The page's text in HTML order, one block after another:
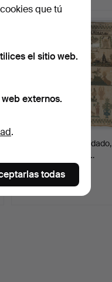
Muestreador de bordado,
Alemania, fechado.…
Subastado 17 nov 2021
4 pujas
que tú
el sitio web.
externos.
.
todas